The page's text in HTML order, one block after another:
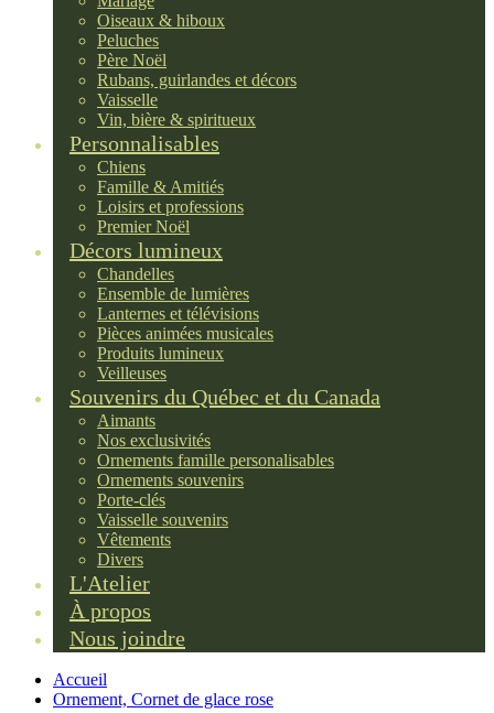
Oiseaux & hiboux
Peluches
Père Noël
Rubans, guirlandes et décors
Vaisselle
Vin, bière & spiritueux
Personnalisables
Chiens
Famille & Amitiés
Loisirs et professions
Premier Noël
Décors lumineux
Chandelles
Ensemble de lumières
Lanternes et télévisions
Pièces animées musicales
Produits lumineux
Veilleuses
Souvenirs du Québec et du Canada
Aimants
Nos exclusivités
Ornements famille personalisables
Ornements souvenirs
Porte-clés
Vaisselle souvenirs
Vêtements
Divers
L'Atelier
À propos
Nous joindre
Accueil
Ornement, Cornet de glace rose